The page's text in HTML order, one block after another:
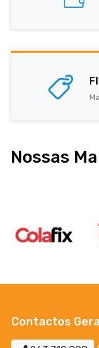
Nossas
Contactos